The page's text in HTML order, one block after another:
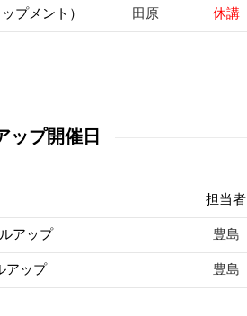
プメント） 田原 休講
ップ開催日
担当者
アップ 豊島
アップ 豊島